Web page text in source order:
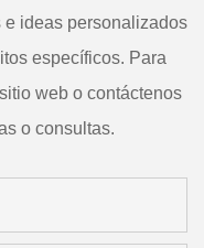
ideas personalizados
específicos. Para
web o contáctenos
o consultas.